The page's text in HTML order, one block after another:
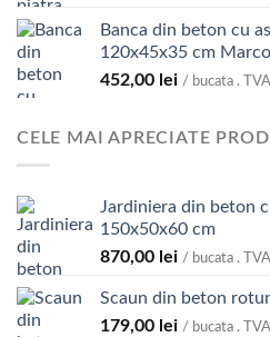
Banca din beton cu
120x45x35 cm
452,00 lei / bucata .
CELE MAI APRECIATE
Jardiniera din beton
150x50x60 cm
870,00 lei / bucata .
Scaun din beton
179,00 lei / bucata .